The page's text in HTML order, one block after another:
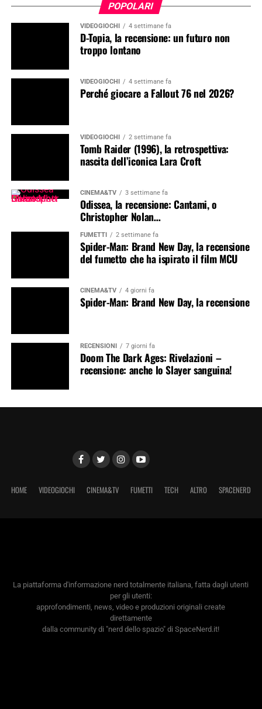
POPOLARI
VIDEOGIOCHI 4 settimane fa
D-Topia, la recensione: un futuro non
troppo lontano
VIDEOGIOCHI 4 settimane fa
Perché giocare a Fallout 76 nel 2026?
VIDEOGIOCHI 2 settimane fa
Tomb Raider (1996), la retrospettiva:
nascita dell’iconica Lara Croft
CINEMA&TV 3 settimane fa
Odissea, la recensione: Cantami, o
Christopher Nolan…
FUMETTI 2 settimane fa
Spider-Man: Brand New Day, la recensione
del fumetto che ha ispirato il film MCU
CINEMA&TV 4 giorni fa
Spider-Man: Brand New Day, la recensione
RECENSIONI 7 giorni fa
Doom The Dark Ages: Rivelazioni –
recensione: anche lo Slayer sanguina!
HOME VIDEOGIOCHI CINEMA&TV FUMETTI TECH ALTRO SPACENERD
La piattaforma d'informazione nerd totalmente italiana, fatta dagli utenti
per gli utenti:
approfondimenti, news, video e produzioni originali create
direttamente
dalla community di "nerd dello spazio" di SpaceNerd.it!